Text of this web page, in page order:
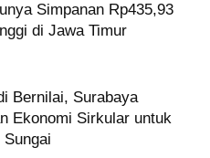
Simpanan Rp435,93
di Jawa Timur
Bernilai, Surabaya
Ekonomi Sirkular untuk